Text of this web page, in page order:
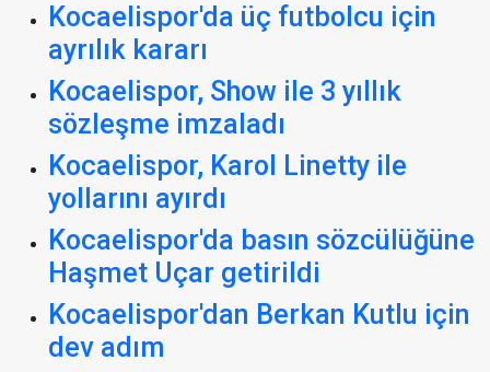
Kocaelispor'da üç futbolcu için
ayrılık kararı
Kocaelispor, Show ile 3 yıllık
sözleşme imzaladı
Kocaelispor, Karol Linetty ile
yollarını ayırdı
Kocaelispor'da basın sözcülüğüne
Haşmet Uçar getirildi
Kocaelispor'dan Berkan Kutlu için
dev adım